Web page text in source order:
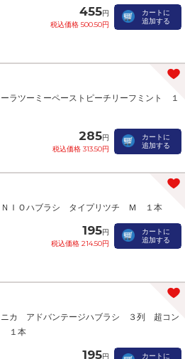
455円
税込価格 500.50円
カートに
追加する
ラツーミーペーストピーチリーフミント １
285円
税込価格 313.50円
カートに
追加する
ＩＯハブラシ タイプリツチ Ｍ １本
195円
税込価格 214.50円
カートに
追加する
カ アドバンテージハブラシ ３列 超コン
１本
195円
カートに